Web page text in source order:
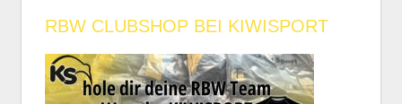
RBW CLUBSHOP BEI KIWISPORT